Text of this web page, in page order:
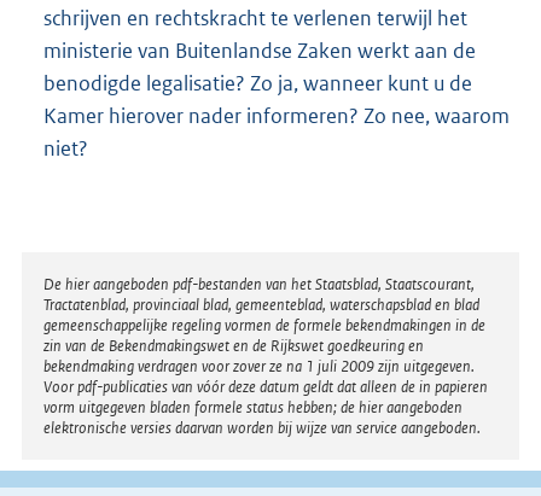
schrijven en rechtskracht te verlenen terwijl het
ministerie van Buitenlandse Zaken werkt aan de
benodigde legalisatie? Zo ja, wanneer kunt u de
Kamer hierover nader informeren? Zo nee, waarom
niet?
Disclaimer
De hier aangeboden pdf-bestanden van het Staatsblad, Staatscourant,
Tractatenblad, provinciaal blad, gemeenteblad, waterschapsblad en blad
gemeenschappelijke regeling vormen de formele bekendmakingen in de
zin van de Bekendmakingswet en de Rijkswet goedkeuring en
bekendmaking verdragen voor zover ze na 1 juli 2009 zijn uitgegeven.
Voor pdf-publicaties van vóór deze datum geldt dat alleen de in papieren
vorm uitgegeven bladen formele status hebben; de hier aangeboden
elektronische versies daarvan worden bij wijze van service aangeboden.